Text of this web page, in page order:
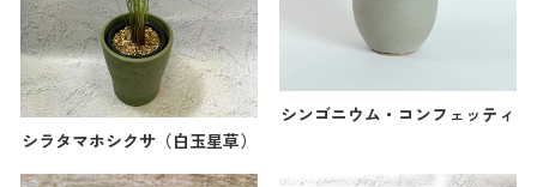
シラタマホシクサ（白玉星草）
シンゴニウム・コンフェッティ